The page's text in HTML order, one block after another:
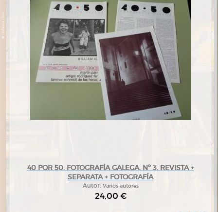
40 POR 50. FOTOGRAFÍA GALEGA. Nº 3. REVISTA +
SEPARATA + FOTOGRAFÍA
Autor: Varios autores
24,00 €